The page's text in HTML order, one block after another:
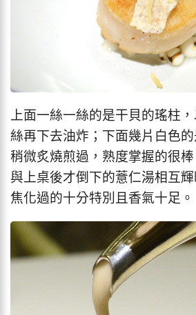
上面一絲一絲的是干貝的瑤柱
絲再下去油炸；下面幾片白色
稍微炙燒煎過，熟度掌握的很棒
與上桌後才倒下的薏仁湯相互
焦化過的十分特別且香氣十足。